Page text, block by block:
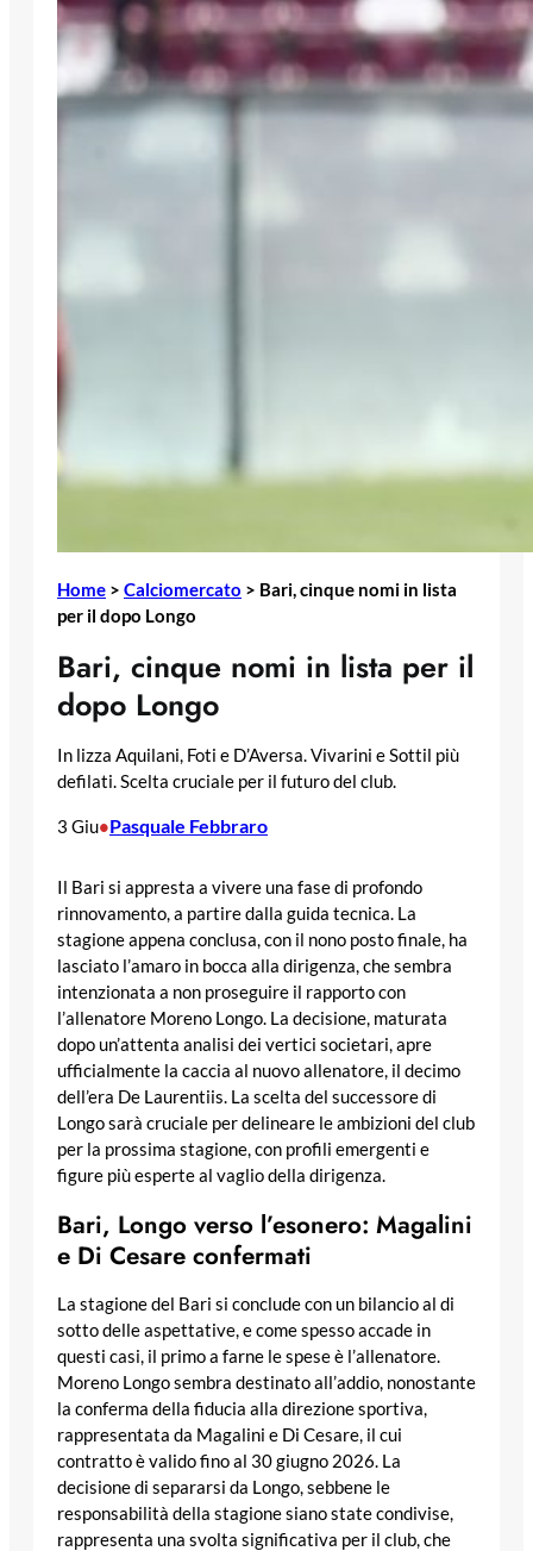
Home > Calciomercato > Bari, cinque nomi in lista
per il dopo Longo
Bari, cinque nomi in lista per il
dopo Longo
In lizza Aquilani, Foti e D’Aversa. Vivarini e Sottil più
defilati. Scelta cruciale per il futuro del club.
3 Giu•Pasquale Febbraro
Il Bari si appresta a vivere una fase di profondo
rinnovamento, a partire dalla guida tecnica. La
stagione appena conclusa, con il nono posto finale, ha
lasciato l’amaro in bocca alla dirigenza, che sembra
intenzionata a non proseguire il rapporto con
l’allenatore Moreno Longo. La decisione, maturata
dopo un’attenta analisi dei vertici societari, apre
ufficialmente la caccia al nuovo allenatore, il decimo
dell’era De Laurentiis. La scelta del successore di
Longo sarà cruciale per delineare le ambizioni del club
per la prossima stagione, con profili emergenti e
figure più esperte al vaglio della dirigenza.
Bari, Longo verso l’esonero: Magalini
e Di Cesare confermati
La stagione del Bari si conclude con un bilancio al di
sotto delle aspettative, e come spesso accade in
questi casi, il primo a farne le spese è l’allenatore.
Moreno Longo sembra destinato all’addio, nonostante
la conferma della fiducia alla direzione sportiva,
rappresentata da Magalini e Di Cesare, il cui
contratto è valido fino al 30 giugno 2026. La
decisione di separarsi da Longo, sebbene le
responsabilità della stagione siano state condivise,
rappresenta una svolta significativa per il club, che